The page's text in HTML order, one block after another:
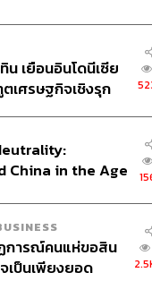
เยือนอินโดนีเซีย
เศรษฐกิจเชิงรุก
China in the Age
ฏการณ์คนแห่ขอสิน
เป็นเพียงยอด